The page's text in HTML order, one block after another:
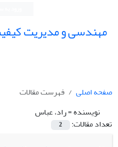
مهندسی و مدیریت
صفحه اصلی
فهرست مقالات
نویسنده =راد، عباس
تعداد مقالات:
2